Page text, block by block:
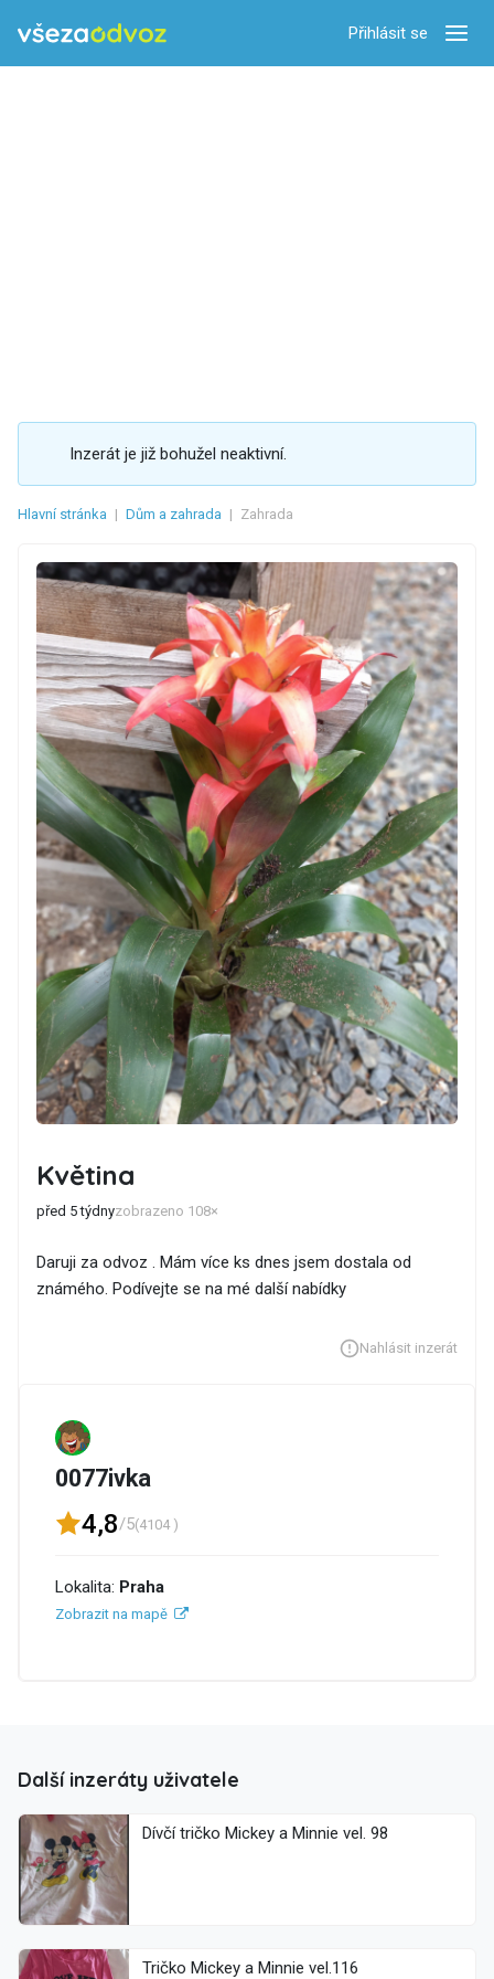
Přihlásit se
Inzerát je již bohužel neaktivní.
Hlavní stránka | Dům a zahrada | Zahrada
Květina
před 5 týdnyzobrazeno 108×
Daruji za odvoz . Mám více ks dnes jsem dostala od
známého. Podívejte se na mé další nabídky
Nahlásit inzerát
0077ivka
4,8/5(4104 )
Lokalita: Praha
Zobrazit na mapě
Další inzeráty uživatele
Dívčí tričko Mickey a Minnie vel. 98
Tričko Mickey a Minnie vel.116